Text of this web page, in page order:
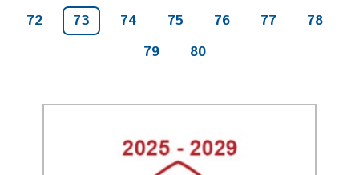
72
73 74 75 76 77
78
79
80